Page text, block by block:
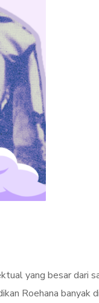
yang besar dari
Roehana banyak